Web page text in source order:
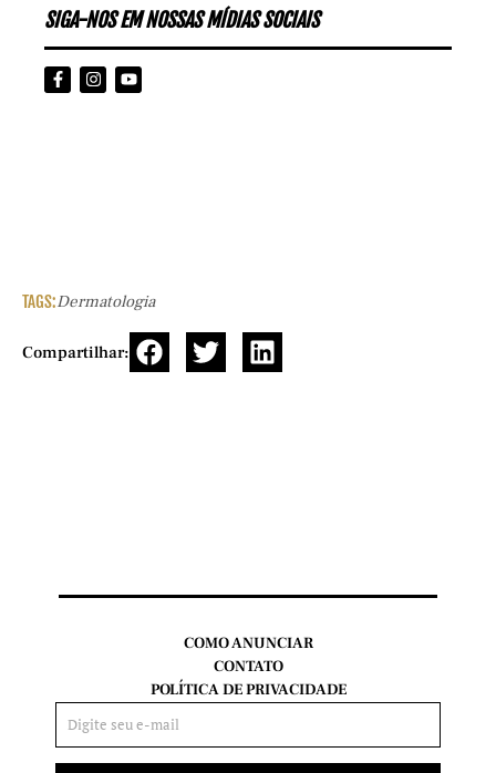
SIGA-NOS EM NOSSAS MÍDIAS SOCIAIS
TAGS:Dermatologia
Compartilhar:
COMO ANUNCIAR
CONTATO
POLÍTICA DE PRIVACIDADE